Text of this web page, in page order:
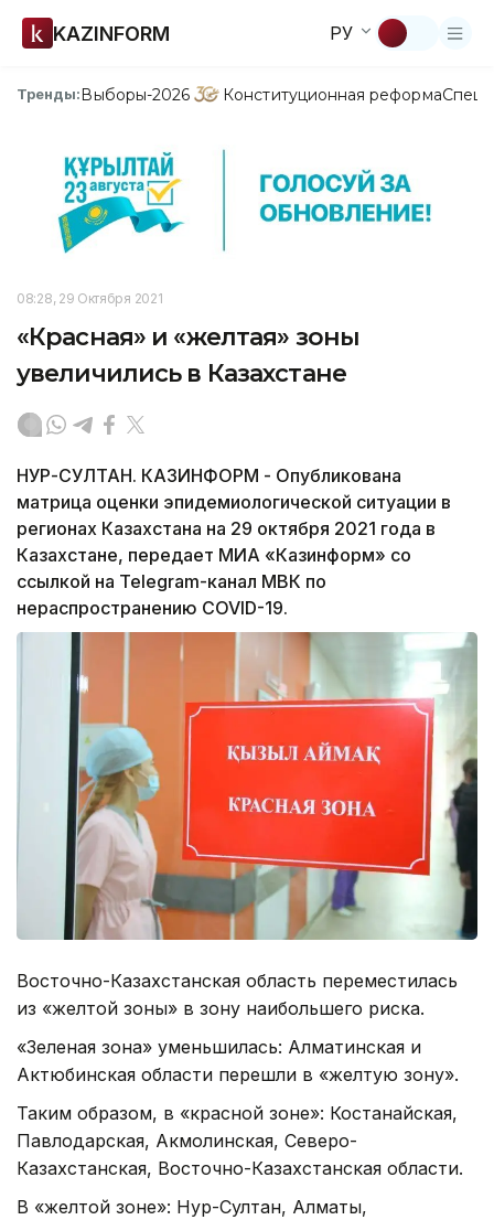
KAZINFORM РУ
Тренды:Выборы-2026 Конституционная реформа
08:28, 29 Октября 2021
«Красная» и «желтая» зоны
увеличились в Казахстане
НУР-СУЛТАН. КАЗИНФОРМ - Опубликована
матрица оценки эпидемиологической ситуации в
регионах Казахстана на 29 октября 2021 года в
Казахстане, передает МИА «Казинформ» со
ссылкой на Telegram-канал МВК по
нераспространению COVID-19.
Восточно-Казахстанская область переместилась
из «желтой зоны» в зону наибольшего риска.
«Зеленая зона» уменьшилась: Алматинская и
Актюбинская области перешли в «желтую зону».
Таким образом, в «красной зоне»: Костанайская,
Павлодарская, Акмолинская, Северо-
Казахстанская, Восточно-Казахстанская области.
В «желтой зоне»: Нур-Султан, Алматы,